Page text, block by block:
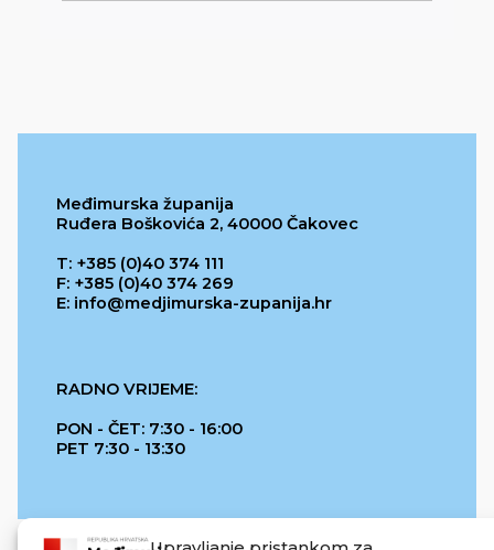
Međimurska županija
Ruđera Boškovića 2, 40000 Čakovec
T: +385 (0)40 374 111
F: +385 (0)40 374 269
E: info@medjimurska-zupanija.hr
RADNO VRIJEME:
PON - ČET: 7:30 - 16:00
PET 7:30 - 13:30